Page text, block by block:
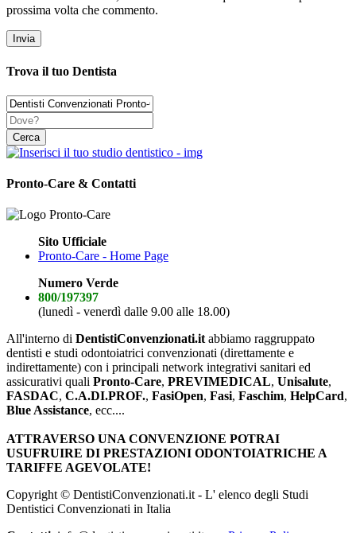
prossima volta che commento.
Trova il tuo Dentista
Pronto-Care & Contatti
Sito Ufficiale
Pronto-Care - Home Page
Numero Verde
800/197397
(lunedì - venerdì dalle 9.00 alle 18.00)
All'interno di DentistiConvenzionati.it abbiamo raggruppato
dentisti e studi odontoiatrici convenzionati (direttamente e
indirettamente) con i principali network integrativi sanitari ed
assicurativi quali Pronto-Care, PREVIMEDICAL, Unisalute,
FASDAC, C.A.DI.PROF., FasiOpen, Fasi, Faschim, HelpCard,
Blue Assistance, ecc....
ATTRAVERSO UNA CONVENZIONE POTRAI
USUFRUIRE DI PRESTAZIONI ODONTOIATRICHE A
TARIFFE AGEVOLATE!
Copyright © DentistiConvenzionati.it - L' elenco degli Studi
Dentistici Convenzionati in Italia